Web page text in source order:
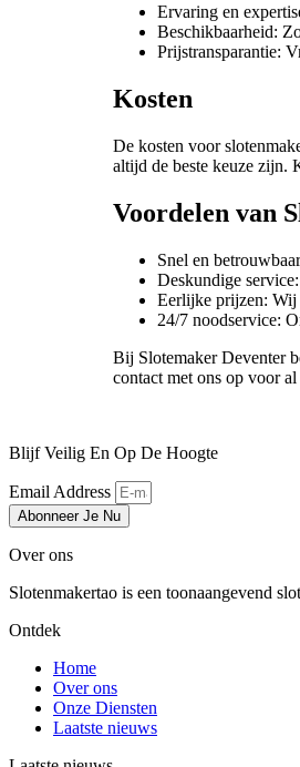
Ervaring en
Beschikbaarheid:
Prijstransparantie:
Kosten
De kosten voor
altijd de beste keuze zijn.
Voordelen van
Snel en
Deskundige
Eerlijke prijzen: Wij
24/7 noodservice:
Bij Slotemaker Deventer
contact met ons op voor
Blijf Veilig En Op De Hoogte
Email Address
Abonneer Je Nu
Over ons
Slotenmakertao is een toonaangevend
Ontdek
Home
Over ons
Onze Diensten
Laatste nieuws